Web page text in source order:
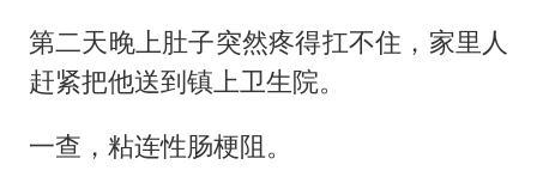
第二天晚上肚子突然疼得扛不住，家里人
赶紧把他送到镇上卫生院。
一查，粘连性肠梗阻。